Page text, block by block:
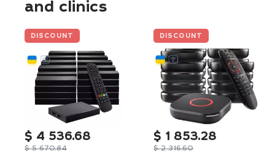
and clinics
DISCOUNT
$ 4 536.68
$5 670.84
DISCOUNT
$ 1 853.28
$2 316.60